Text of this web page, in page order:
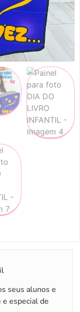
seus alunos e
especial de